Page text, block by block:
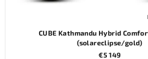
CUBE Kathmandu Hybrid
(solareclipse/gold)
€5 149